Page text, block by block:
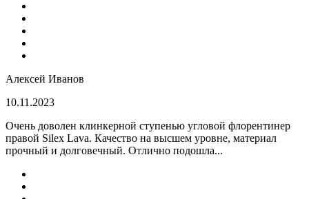
Алексей Иванов
10.11.2023
Очень доволен клинкерной ступенью угловой флорентинер
правой Silex Lava. Качество на высшем уровне, материал
прочный и долговечный. Отлично подошла...